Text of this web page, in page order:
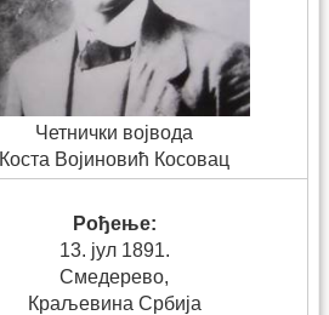
Четнички војвода
Коста Војиновић Косовац
Рођење:
13. јул 1891.
Смедерево,
Краљевина Србија